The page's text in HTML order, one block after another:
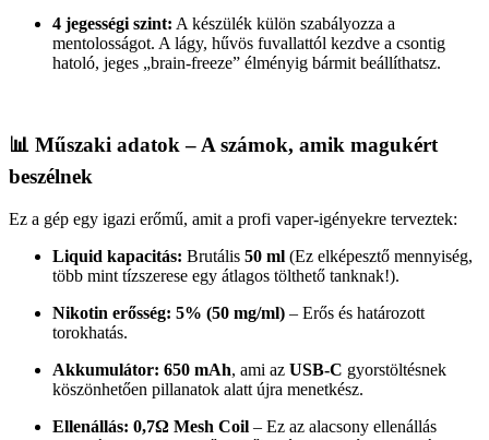
4 jegességi szint: A készülék külön szabályozza a
mentolosságot. A lágy, hűvös fuvallattól kezdve a csontig
hatoló, jeges „brain-freeze” élményig bármit beállíthatsz.
📊 Műszaki adatok – A számok, amik magukért
beszélnek
Ez a gép egy igazi erőmű, amit a profi vaper-igényekre terveztek:
Liquid kapacitás: Brutális 50 ml (Ez elképesztő mennyiség,
több mint tízszerese egy átlagos tölthető tanknak!).
Nikotin erősség: 5% (50 mg/ml) – Erős és határozott
torokhatás.
Akkumulátor: 650 mAh, ami az USB-C gyorstöltésnek
köszönhetően pillanatok alatt újra menetkész.
Ellenállás: 0,7Ω Mesh Coil – Ez az alacsony ellenállás